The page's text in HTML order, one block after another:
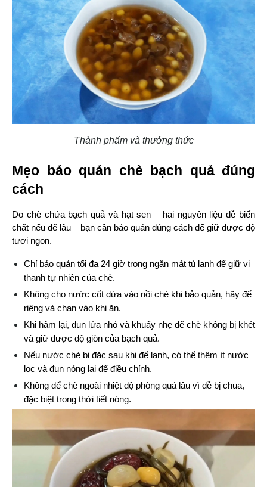
Thành phẩm và thưởng thức
Mẹo bảo quản chè bạch quả đúng
cách
Do chè chứa bạch quả và hạt sen – hai nguyên liệu dễ biến
chất nếu để lâu – bạn cần bảo quản đúng cách để giữ được độ
tươi ngon.
Chỉ bảo quản tối đa 24 giờ trong ngăn mát tủ lạnh để giữ vị
thanh tự nhiên của chè.
Không cho nước cốt dừa vào nồi chè khi bảo quản, hãy để
riêng và chan vào khi ăn.
Khi hâm lại, đun lửa nhỏ và khuấy nhẹ để chè không bị khét
và giữ được độ giòn của bạch quả.
Nếu nước chè bị đặc sau khi để lạnh, có thể thêm ít nước
lọc và đun nóng lại để điều chỉnh.
Không để chè ngoài nhiệt độ phòng quá lâu vì dễ bị chua,
đặc biệt trong thời tiết nóng.